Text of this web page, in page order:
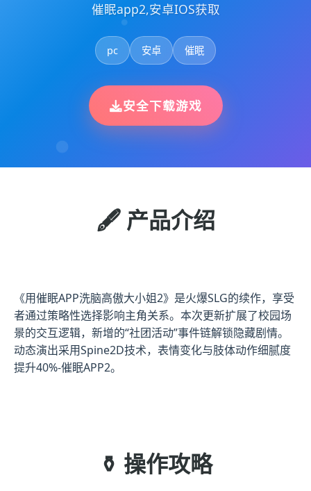
催眠app2,安卓IOS获取
pc 安卓 催眠
安全下载游戏
🖋️ 产品介绍
《用催眠APP洗脑高傲大小姐2》是火爆SLG的续作，享受
者通过策略性选择影响主角关系。本次更新扩展了校园场
景的交互逻辑，新增的“社团活动”事件链解锁隐藏剧情。
动态演出采用Spine2D技术，表情变化与肢体动作细腻度
提升40%-催眠APP2。
⚱️ 操作攻略